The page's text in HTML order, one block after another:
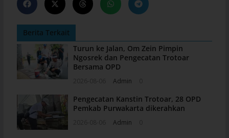
Berita Terkait
Turun ke Jalan, Om Zein Pimpin
Ngosrek dan Pengecatan Trotoar
Bersama OPD
Admin
Pengecatan Kanstin Trotoar, 28 OPD
Pemkab Purwakarta dikerahkan
Admin